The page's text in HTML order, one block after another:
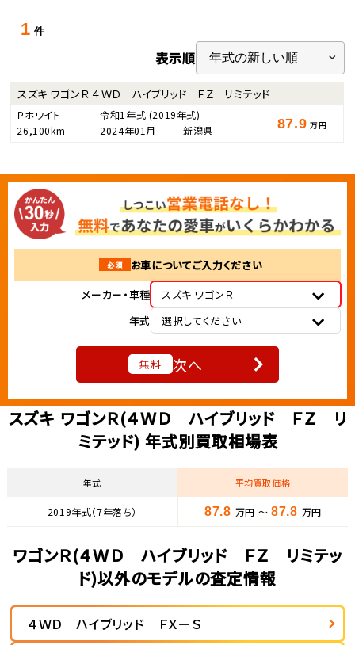
1 件
表示順
スズキ ワゴンＲ ４ＷＤ ハイブリッド ＦＺ リミテッド
Ｐホワイト 令和1年式 (2019年式)
26,100km
2024年01月 新潟県 87.9 万円
必須
お車についてご入力ください
メーカー・車種
スズキ ワゴンＲ
年式
選択してください
無料 次へ
スズキ ワゴンＲ(４ＷＤ ハイブリッド ＦＺ リ
ミテッド) 年式別買取相場表
年式 平均買取価格
2019年式（7年落ち） 87.8 万円 ～ 87.8 万円
ワゴンＲ(４ＷＤ ハイブリッド ＦＺ リミテッ
ド)以外のモデルの査定情報
４ＷＤ ハイブリッド ＦＸーＳ